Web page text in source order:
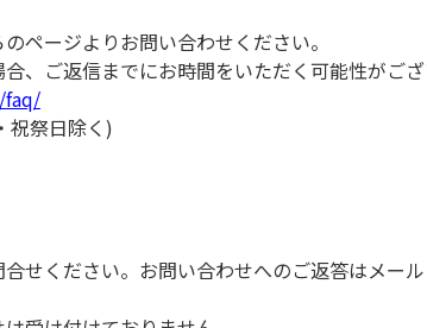
ページよりお問い合わせください。
、ご返信までにお時間をいただく可能性がござ
faq/
祝祭日除く)
せください。お問い合わせへのご返答はメール